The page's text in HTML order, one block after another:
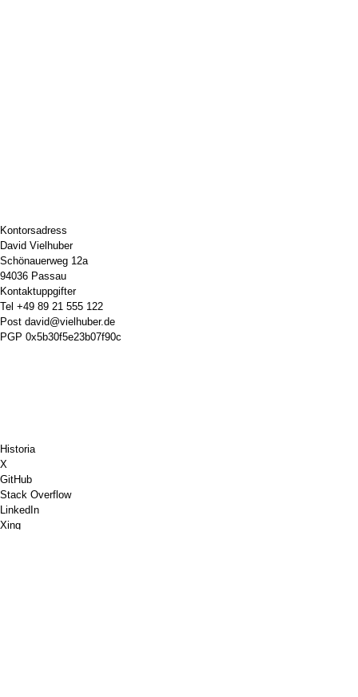
Kontorsadress
David Vielhuber
Schönauerweg 12a
94036 Passau
Kontaktuppgifter
Tel +49 89 21 555 122
Post david@vielhuber.de
PGP 0x5b30f5e23b07f90c
Historia
X
GitHub
Stack Overflow
LinkedIn
Xing